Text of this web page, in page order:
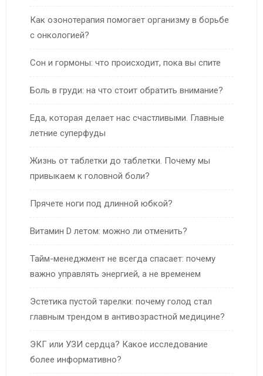
Как озонотерапия помогает организму в борьбе
с онкологией?
Сон и гормоны: что происходит, пока вы спите
Боль в груди: на что стоит обратить внимание?
Еда, которая делает нас счастливыми. Главные
летние суперфуды
Жизнь от таблетки до таблетки. Почему мы
привыкаем к головной боли?
Прячете ноги под длинной юбкой?
Витамин D летом: можно ли отменить?
Тайм-менеджмент не всегда спасает: почему
важно управлять энергией, а не временем
Эстетика пустой тарелки: почему голод стал
главным трендом в антивозрастной медицине?
ЭКГ или УЗИ сердца? Какое исследование
более информативно?